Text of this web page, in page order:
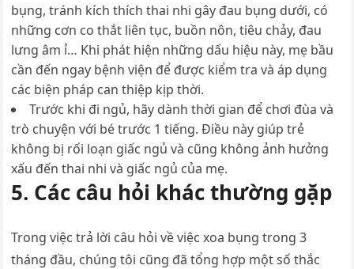
bụng, tránh kích thích thai nhi gây đau bụng dưới, có
những cơn co thắt liên tục, buồn nôn, tiêu chảy, đau
lưng âm ỉ… Khi phát hiện những dấu hiệu này, mẹ bầu
cần đến ngay bệnh viện để được kiểm tra và áp dụng
các biện pháp can thiệp kịp thời.
Trước khi đi ngủ, hãy dành thời gian để chơi đùa và
trò chuyện với bé trước 1 tiếng. Điều này giúp trẻ
không bị rối loạn giấc ngủ và cũng không ảnh hưởng
xấu đến thai nhi và giấc ngủ của mẹ.
5. Các câu hỏi khác thường gặp
Trong việc trả lời câu hỏi về việc xoa bụng trong 3
tháng đầu, chúng tôi cũng đã tổng hợp một số thắc